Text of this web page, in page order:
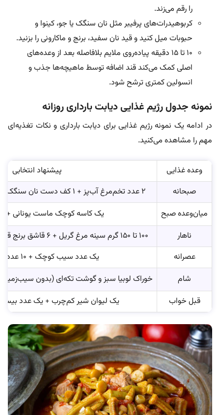
را رقم می‌زند.
کربوهیدرات‌های پرفیبر مثل نان سنگک یا جو، کینوا و
حبوبات میل کنید و قید نان سفید، برنج و ماکارونی را بزنید.
۱۰ تا ۱۵ دقیقه پیاده‌روی ملایم بلافاصله بعد از وعده‌های
اصلی کمک می‌کند قند اضافه توسط ماهیچه‌ها جذب و
انسولین کمتری ترشح شود.
نمونه جدول رژیم غذایی دیابت بارداری روزانه
در ادامه یک نمونه رژیم غذایی برای دیابت بارداری و نکات تغذیه‌ای
مهم را مشاهده می‌کنید.
وعده غذایی
پیشنهاد انتخابی
صبحانه
۲ عدد تخم‌مرغ آب‌پز + ۱ کف دست نان سنگک یا تمام‌غله + خیار و گوجه
میان‌وعده صبح
یک کاسه کوچک ماست یونانی + ۵ عدد گردو
ناهار
۱۰۰ تا ۱۵۰ گرم سینه مرغ گریل + ۶ قاشق برنج قهوه‌ای + سالاد فصل فراوان
عصرانه
یک عدد سیب کوچک + ۱۰ عدد بادام خام
شام
خوراک لوبیا سبز و گوشت تکه‌ای (بدون
قبل خواب
یک لیوان شیر کم‌چرب + یک عدد